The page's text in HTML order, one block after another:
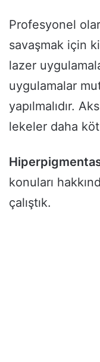
Profesyonel
savaşmak için
lazer
uygulamalar
yapılmalıdır.
lekeler daha
konuları
çalıştık.